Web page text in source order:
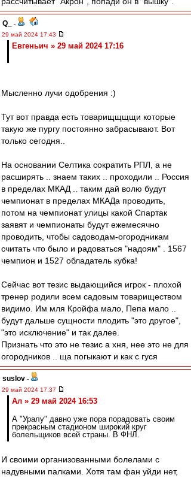
Q_
-
29 май 2024 17:43
Евгеньич » 29 май 2024 17:16
Мысленно лучи одобрения :)
Тут вот правда есть товарищщщщи которые
такую же пургу постоянно забрасывают. Вот
только сегодня..
На основании Селтика сократить РПЛ, а не
расширять .. знаем таких .. проходили .. Россия
в пределах МКАД .. таким дай волю будут
чемпионат в пределах МКАДа проводить,
потом на чемпионат улицы какой Спартак
заявят и чемпионаты будут ежемесячно
проводить, чтобы садоводам-огородникам
считать что было и радоваться "надоям" . 1567
чемпион и 1527 обладатель кубка!
Сейчас вот тезис выдающийся игрок - плохой
тренер родили всем садовым товариществом
видимо. Им мля Кройфа мало, Пепа мало ..
будут дальше сущности плодить "это другое",
"это исключение" и так далее.
Признать что это не тезис а хня, нее это не для
огородников .. ща погыкают и как с гуся
suslov -
29 май 2024 17:37
Ал » 29 май 2024 16:53
А "Уралу" давно уже пора порадовать своим
прекрасным стадионом широкий круг
болельщиков всей страны. В ФНЛ.
И своими организованными болелами с
надувными палками. Хотя там фан уйди нет,